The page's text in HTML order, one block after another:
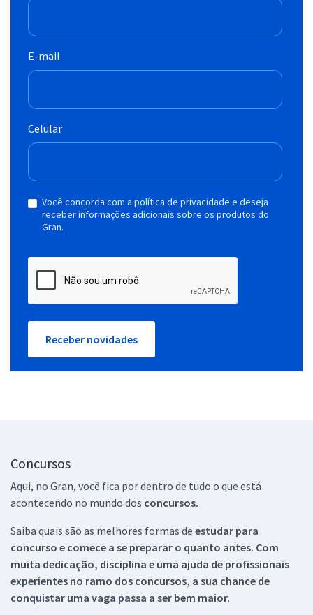
E-mail
Celular
Você concorda com a política de privacidade e deseja
receber informações adicionais sobre os produtos do
Gran.
Receber novidades
Concursos
Aqui, no Gran, você fica por dentro de tudo o que está
acontecendo no mundo dos concursos.
Saiba quais são as melhores formas de estudar para
concurso e comece a se preparar o quanto antes. Com
muita dedicação, disciplina e uma ajuda de profissionais
experientes no ramo dos concursos, a sua chance de
conquistar uma vaga passa a ser bem maior.